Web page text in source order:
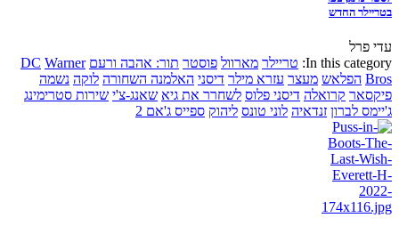
בטריילר החדש
עדי פרל
In this category: טריילר מארוול פוסטר תור: אהבה ורעם DC Warner
Bros הפלאש מעצר עזרא מילר דיסני האלמנה השחורה לוקה נשמה
פיקסאר קרואלה דיסני פלוס לשחרר את גיא שאנג-צ'י שירות סטרימינג
ג'יימס לברון זנדאיה לוני טונס ליהוק ספייס ג'אם 2